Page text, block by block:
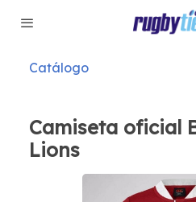
Catálogo
Camiseta oficial
Lions